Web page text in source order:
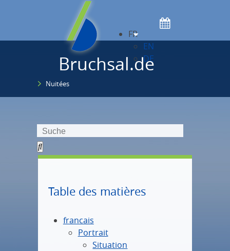
FR
EN
DE
Bruchsal.de
Nuitées
Table des matières
francais
Portrait
Situation